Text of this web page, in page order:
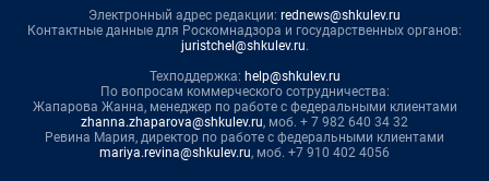
Электронный адрес редакции: rednews@shkulev.ru
Контактные данные для Роскомнадзора и государственных органов:
juristchel@shkulev.ru.
Техподдержка: help@shkulev.ru
По вопросам коммерческого сотрудничества:
Жапарова Жанна, менеджер по работе с федеральными клиентами
zhanna.zhaparova@shkulev.ru, моб. + 7 982 640 34 32
Ревина Мария, директор по работе с федеральными клиентами
mariya.revina@shkulev.ru, моб. +7 910 402 4056